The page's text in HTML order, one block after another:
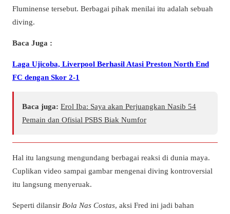
Fluminense tersebut. Berbagai pihak menilai itu adalah sebuah
diving.
Baca Juga :
Laga Ujicoba, Liverpool Berhasil Atasi Preston North End
FC dengan Skor 2-1
Baca juga: Erol Iba: Saya akan Perjuangkan Nasib 54
Pemain dan Ofisial PSBS Biak Numfor
Hal itu langsung mengundang berbagai reaksi di dunia maya.
Cuplikan video sampai gambar mengenai diving kontroversial
itu langsung menyeruak.
Seperti dilansir Bola Nas Costas, aksi Fred ini jadi bahan